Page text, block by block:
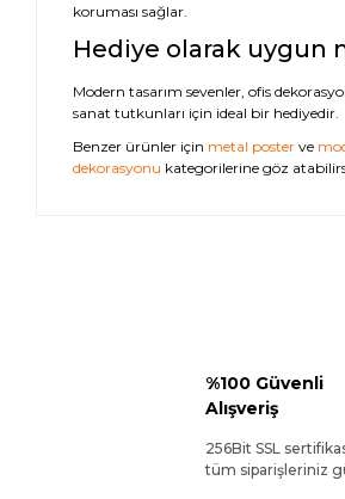
koruması sağlar.
Hediye olarak uygun
Modern tasarım sevenler, ofis
sanat tutkunları için ideal bir hediyedir.
Benzer ürünler için metal poster ve
dekorasyonu kategorilerine göz
%100 Güvenli
Alışveriş
256Bit SSL
tüm siparişleriniz